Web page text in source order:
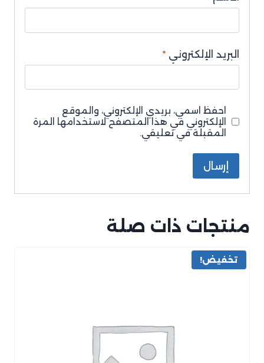
البريد الإلكتروني *
احفظ اسمي، بريدي الإلكتروني، والموقع
الإلكتروني في هذا المتصفح لاستخدامها المرة
المقبلة في تعليقي.
منتجات ذات صلة
تخفيض!